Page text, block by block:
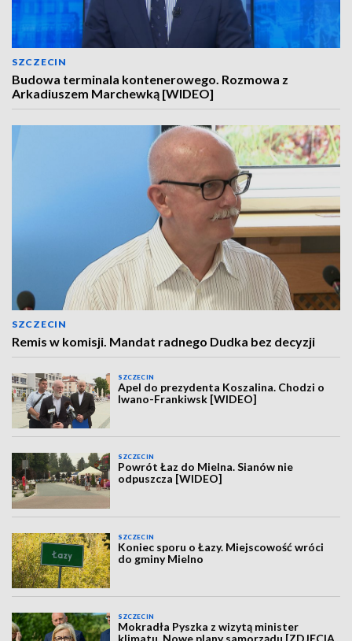
SZCZECIN
Budowa terminala kontenerowego. Rozmowa z
Arkadiuszem Marchewką [WIDEO]
SZCZECIN
Remis w komisji. Mandat radnego Dudka bez decyzji
SZCZECIN
Apel do prezydenta Koszalina. Chodzi o
Iwano-Frankiwsk [WIDEO]
SZCZECIN
Powrót Łaz do Mielna. Sianów nie
odpuszcza [WIDEO]
SZCZECIN
Koniec sporu o Łazy. Miejscowość wróci
do gminy Mielno
SZCZECIN
Mokradła Pyszka z wizytą minister